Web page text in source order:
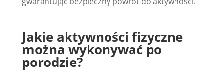
Jakie aktywności fizyczne
można wykonywać po
porodzie?